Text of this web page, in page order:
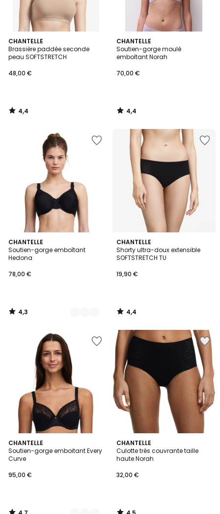
CHANTELLE
Brassière paddée seconde
peau SOFTSTRETCH
48,00 €
4,4
/ 5
4,4
/
CHANTELLE
Soutien-gorge moulé
emboîtant Norah
70,00 €
4,4
/ 5
4,4
/
CHANTELLE
Soutien-gorge emboîtant
Hedona
78,00 €
4,3
/ 5
3
Couleurs
4,3
/
CHANTELLE
Shorty ultra-doux extensible
SOFTSTRETCH TU
19,90 €
4,4
/ 5
4,4
/
CHANTELLE
Soutien-gorge emboitant Every
Curve
95,00 €
4,7
/ 5
3
Couleurs
CHANTELLE
Culotte très couvrante taille
haute Norah
32,00 €
4,5
/ 5